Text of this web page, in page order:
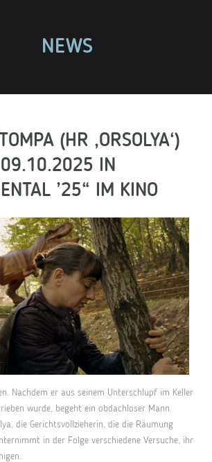
NEWS
(HR ‚ORSOLYA‘)
IN
’25“ IM KINO
Nachdem er aus seinem Unterschlupf im Keller
wurde, begeht ein obdachloser Mann
die Gerichtsvollzieherin, die die Räumung
in der Folge verschiedene Versuche, ihr